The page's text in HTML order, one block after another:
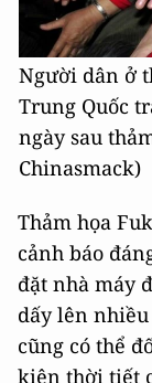
Người dân ở
Trung Quốc
ngày sau
Chinasmack)
Thảm họa
cảnh báo
đặt nhà máy
dấy lên
cũng có thể
kiện thời tiết